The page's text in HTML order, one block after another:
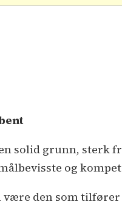
solid grunn, sterk
og
være den som tilfører